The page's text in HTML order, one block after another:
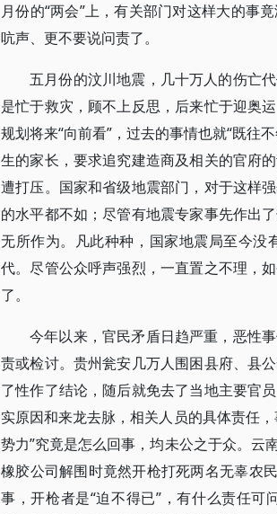
月份的“两会”上，有关部门对这样大的事
吭声、更不要说问责了。
五月份的汶川地震，几十万人的伤亡
是忙于救灾，顾不上反思，后来忙于迎奥
规划将来“向前看”，过去的事情也就“既往
生的家长，要求追究建造商及相关的官府
遭打压。国家和省级地震部门，对于这样
的水平都不如；尽管有地震专家事先作出
无所作为。凡此种种，国家地震局至今
代。尽管公众呼声强烈，一直置之不理，
了。
今年以来，官民矛盾日趋严重，恶性
责或检讨。贵州瓮安几万人围困县府、县
了性作了结论，随后就免去了当地主要官
实原因和来龙去脉，相关人员的具体责任
势力”究竟是怎么回事，均未公之于众。云
橡胶公司解围时竟然开枪打死两名无辜农
事，开枪者是“迫不得已”，有什么责任